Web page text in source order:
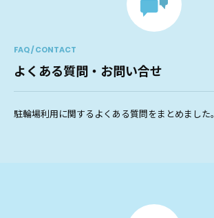
FAQ / CONTACT
よくある質問・お問い合せ
駐輪場利用に関するよくある質問をまとめました。